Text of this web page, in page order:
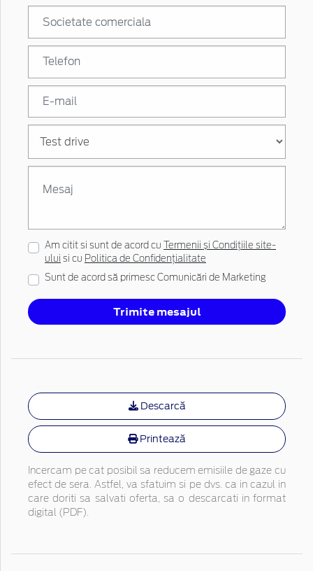
Am citit si sunt de acord cu
Termenii și Condițiile site-
ului si cu Politica de Confidențialitate
Sunt de acord să primesc Comunicări de Marketing
Trimite mesajul
Descarcă
Printează
Incercam pe cat posibil sa reducem emisiile de gaze cu
efect de sera. Astfel, va sfatuim si pe dvs. ca in cazul in
care doriti sa salvati oferta, sa o descarcati in format
digital (PDF).